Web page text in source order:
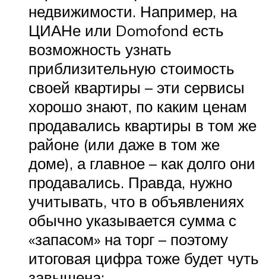
недвижимости. Например, на
ЦИАНе или Domofond есть
возможность узнать
приблизительную стоимость
своей квартиры – эти сервисы
хорошо знают, по каким ценам
продавались квартиры в том же
районе (или даже в том же
доме), а главное – как долго они
продавались. Правда, нужно
учитывать, что в объявлениях
обычно указывается сумма с
«запасом» на торг – поэтому
итоговая цифра тоже будет чуть